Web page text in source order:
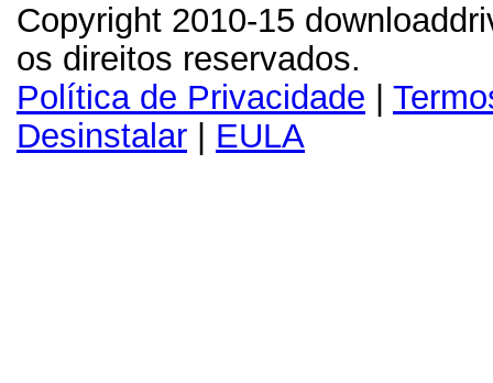
Copyright 2010-15
os direitos reservados.
Política de Privacidade
Desinstalar
EULA